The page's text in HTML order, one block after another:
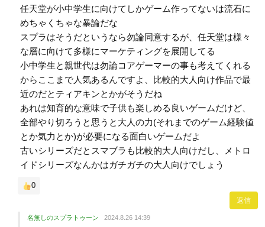
任天堂が小中学生に向けてしかゲーム作ってないは流石に
めちゃくちゃな暴論だな
スプラはそうだというなら勿論同意するが、任天堂は様々
な層に向けて多様にマーケティングを展開してる
小中学生と親世代は勿論コアゲーマーの事も考えてくれる
からここまで人気あるんですよ、比較的大人向け作品で最
近のだとティアキンとかがそうだね
あれは知育的な意味で子供も楽しめる良いゲームだけど、
全部やり切ろうと思うと大人の力(それまでのゲーム経験値
とか気力とか)が必要になる面白いゲームだよ
古いシリーズだとスマブラも比較的大人向けだし、メトロ
イドシリーズなんかはガチガチの大人向けでしょう
0
返信
名無しのスプラトゥーン 2024.8.26 14:39